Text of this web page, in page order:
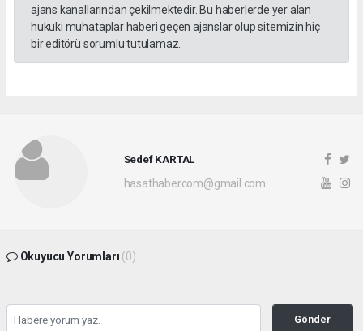
ajans kanallarından çekilmektedir. Bu haberlerde yer alan
hukuki muhataplar haberi geçen ajanslar olup sitemizin hiç
bir editörü sorumlu tutulamaz.
Sedef KARTAL
hasathabercom@gmail.com
Okuyucu Yorumları (0)
Gönder